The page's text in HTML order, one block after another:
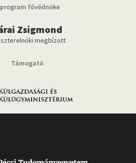
fővédnöke
Zsigmond
megbízott
Támogató